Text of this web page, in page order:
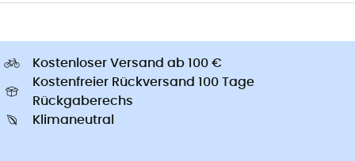
Kostenloser Versand ab 100 €
Kostenfreier Rückversand 100 Tage
Rückgaberechs
Klimaneutral